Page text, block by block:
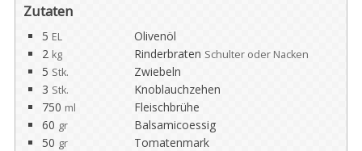
Zutaten
5 EL
Olivenöl
2 kg Rinderbraten Schulter oder Nacken
5 Stk.
Zwiebeln
3 Stk.
Knoblauchzehen
750 ml
Fleischbrühe
60 gr
Balsamicoessig
50 gr
Tomatenmark